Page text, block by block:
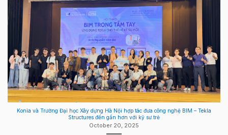
Konia và Trường Đại học Xây dựng Hà Nội hợp tác đưa công nghệ BIM – Tekla
Structures đến gần hơn với kỹ sư trẻ
October 20, 2025